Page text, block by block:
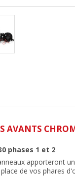
AVANTS
phases 1 et 2
apporteront
de vos phares